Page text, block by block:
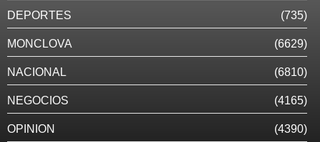
DEPORTES (735)
MONCLOVA (6629)
NACIONAL (6810)
NEGOCIOS (4165)
OPINION (4390)